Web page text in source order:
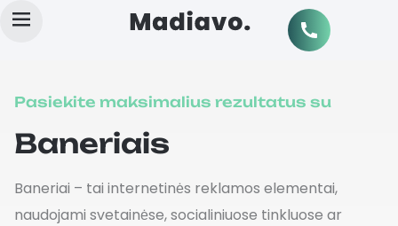
Pasiekite maksimalius rezultatus su
Baneriais
Baneriai – tai internetinės reklamos elementai,
naudojami svetainėse, socialiniuose tinkluose ar